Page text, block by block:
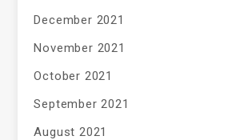
December 2021
November 2021
October 2021
September 2021
August 2021